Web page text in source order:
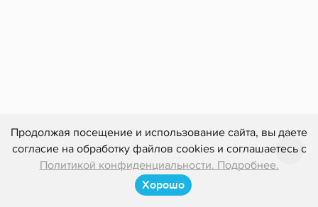
Продолжая посещение и использование сайта, вы даете
согласие на обработку файлов cookies и соглашаетесь с
Политикой конфиденциальности. Подробнее.
Хорошо